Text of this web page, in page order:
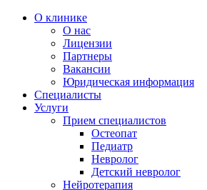
О клинике
О нас
Лицензии
Партнеры
Вакансии
Юридическая информация
Специалисты
Услуги
Прием специалистов
Остеопат
Педиатр
Невролог
Детский невролог
Нейротерапия